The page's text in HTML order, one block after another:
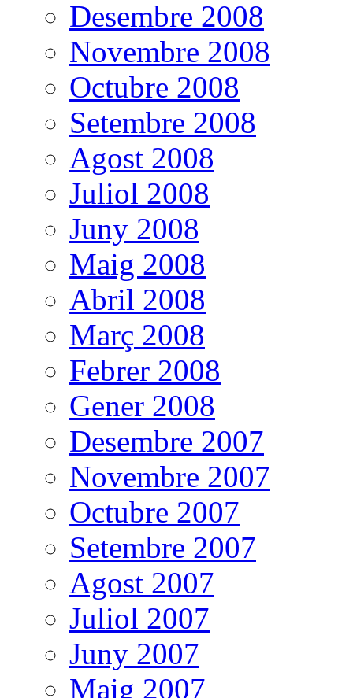
Desembre 2008
Novembre 2008
Octubre 2008
Setembre 2008
Agost 2008
Juliol 2008
Juny 2008
Maig 2008
Abril 2008
Març 2008
Febrer 2008
Gener 2008
Desembre 2007
Novembre 2007
Octubre 2007
Setembre 2007
Agost 2007
Juliol 2007
Juny 2007
Maig 2007